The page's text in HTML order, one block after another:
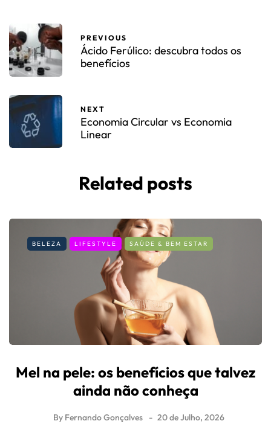
PREVIOUS
Ácido Ferúlico: descubra todos os
benefícios
NEXT
Economia Circular vs Economia
Linear
Related posts
BELEZA LIFESTYLE SAÚDE & BEM ESTAR
Mel na pele: os benefícios que talvez
ainda não conheça
By Fernando Gonçalves 20 de Julho, 2026